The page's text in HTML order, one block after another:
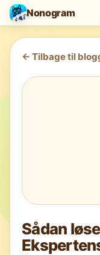
Nonogram
<- Tilbage til
Sådan